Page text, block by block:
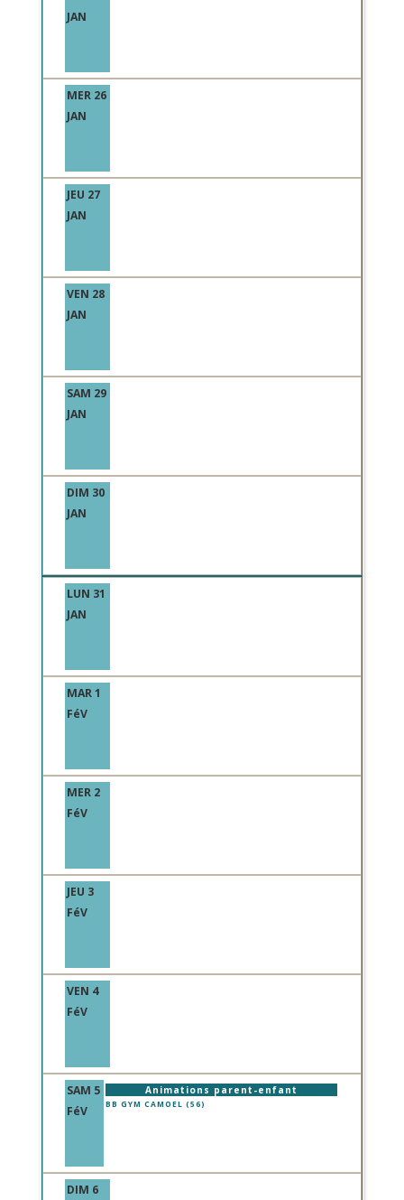
JAN
MER 26
JAN
JEU 27
JAN
VEN 28
JAN
SAM 29
JAN
DIM 30
JAN
LUN 31
JAN
MAR 1
FéV
MER 2
FéV
JEU 3
FéV
VEN 4
FéV
SAM 5
FéV
Animations parent-enfant
BB GYM CAMOEL (56)
DIM 6